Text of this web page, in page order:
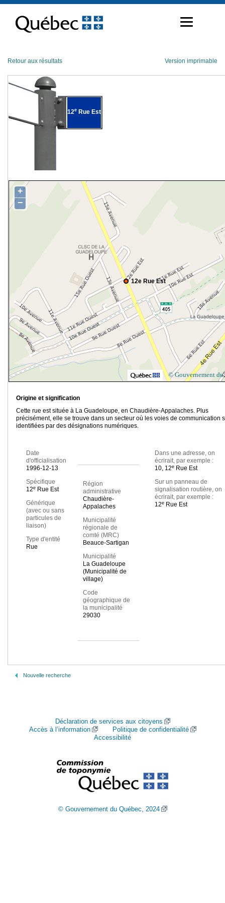
contenu
Retour aux résultats Version imprimable
12e Rue Est
12e Rue Est
+
−
© Gouvernement du
Origine et signification
Cette rue est située à La Guadeloupe, en Chaudière-Appalaches. Plus
précisément, elle se trouve dans un secteur où les voies de communication
identifiées par des désignations numériques.
Date
d'officialisation
1996-12-13
Spécifique
12e Rue Est
Générique
(avec ou sans
particules de
liaison)
Type d'entité
Rue
Région
administrative
Chaudière-
Appalaches
Municipalité
régionale de
comté (MRC)
Beauce-Sartigan
Municipalité
La Guadeloupe
(Municipalité de
village)
Code
géographique de
la municipalité
29030
Dans une adresse, on
écrirait, par exemple :
10, 12eRue Est
Sur un panneau de
signalisation routière, on
écrirait, par exemple :
12eRue Est
Nouvelle recherche
Déclaration de services aux citoyens
Accès à l’information
Politique de confidentialité
Accessibilité
© Gouvernement du Québec, 2024